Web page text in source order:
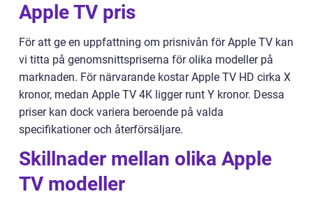
Apple TV pris
För att ge en uppfattning om prisnivån för Apple TV kan
vi titta på genomsnittspriserna för olika modeller på
marknaden. För närvarande kostar Apple TV HD cirka X
kronor, medan Apple TV 4K ligger runt Y kronor. Dessa
priser kan dock variera beroende på valda
specifikationer och återförsäljare.
Skillnader mellan olika Apple
TV modeller